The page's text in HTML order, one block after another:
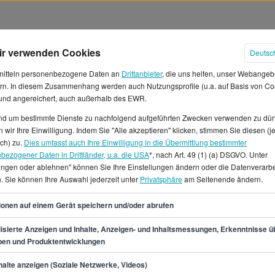
in Köln
(Hotel)? Dein
€, was einem
kannst du von ca.
26.900 €, bestenfalls
Rezeptionist/in (Hotel) auf
findest du
und
verwenden Cookies
personenbezogene Daten an Drittanbieter, die uns helfen, unser
In diesem Zusammenhang werden auch Nutzungsprofile (u.a. auf Basis von
angereichert, auch außerhalb des EWR.
um bestimmte Dienste zu nachfolgend aufgeführten Zwecken verwenden zu
wir Ihre Einwilligung. Indem Sie "Alle akzeptieren" klicken, stimmen Sie diesen
zu. Dies umfasst auch Ihre Einwilligung in die Übermittlung bestimmter
Daten in Drittländer, u.a. die USA*, nach Art. 49 (1) (a) DSGVO. Unter
oder ablehnen" können Sie Ihre Einstellungen ändern oder die
Sie können Ihre Auswahl jederzeit unter Privatsphäream Seitenende ändern.
auf einem Gerät speichern und/oder abrufen
Anzeigen und Inhalte, Anzeigen- und Inhaltsmessungen, Erkenntnisse
und Produktentwicklungen
anzeigen (Soziale Netzwerke, Videos)